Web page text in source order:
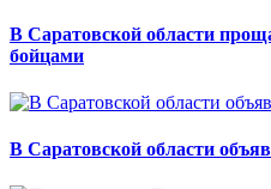
В Саратовской области
бойцами
В Саратовской области